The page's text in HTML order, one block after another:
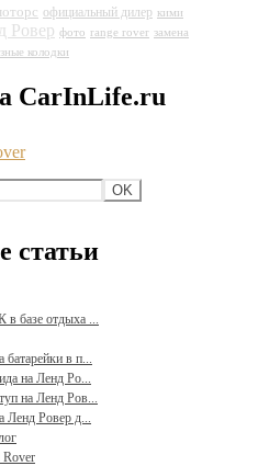
официальный дилер кими
Ровер фото range rover замена
колодки
CarInLife.ru
статьи
базе отдыха ...
в п...
на Ленд Ро...
на Ленд Ров...
Ленд Ровер д...
Rover